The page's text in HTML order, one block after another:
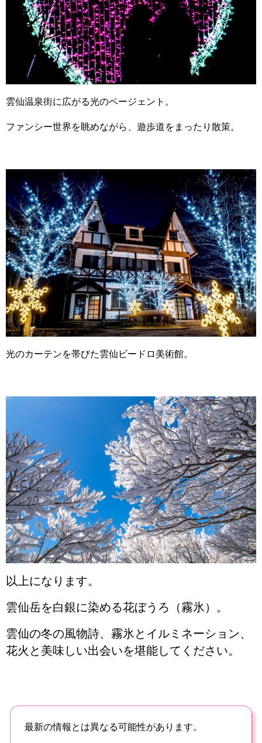
雲仙温泉街に広がる光のページェント。
ファンシー世界を眺めながら、遊歩道をまったり散策。
光のカーテンを帯びた雲仙ビードロ美術館。
以上になります。
雲仙岳を白銀に染める花ぼうろ（霧氷）。
雲仙の冬の風物詩、霧氷とイルミネーション、
花火と美味しい出会いを堪能してください。
最新の情報とは異なる可能性があります。